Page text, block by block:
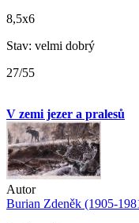
8,5x6
Stav: velmi dobrý
27/55
V zemi jezer a pralesů
Autor
Burian Zdeněk (1905-